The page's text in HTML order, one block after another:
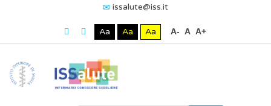
issalute@iss.it
Aa Aa Aa A- A A+